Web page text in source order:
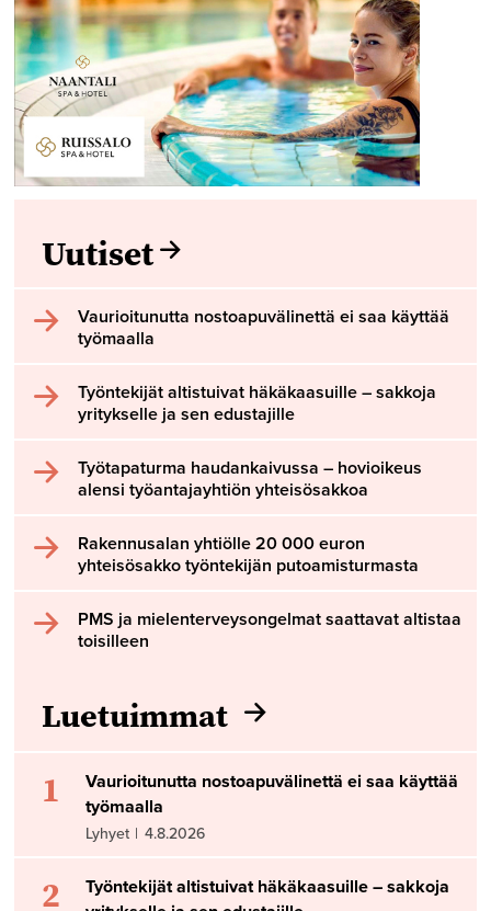
Uutiset
Vaurioitunutta nostoapuvälinettä ei saa käyttää
työmaalla
Työntekijät altistuivat häkäkaasuille – sakkoja
yritykselle ja sen edustajille
Työtapaturma haudankaivussa – hovioikeus
alensi työantajayhtiön yhteisösakkoa
Rakennusalan yhtiölle 20 000 euron
yhteisösakko työntekijän putoamisturmasta
PMS ja mielenterveysongelmat saattavat altistaa
toisilleen
Luetuimmat
1
Vaurioitunutta nostoapuvälinettä ei saa käyttää
työmaalla
Lyhyet | 4.8.2026
2
Työntekijät altistuivat häkäkaasuille – sakkoja